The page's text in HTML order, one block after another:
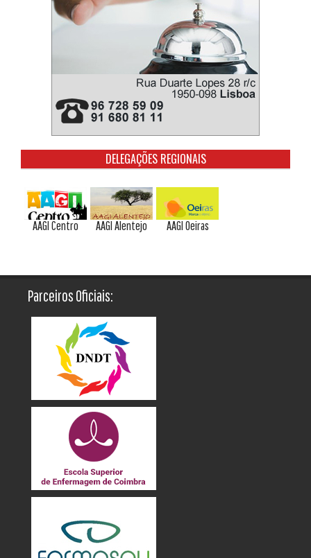
DELEGAÇÕES REGIONAIS
AAGI Centro AAGI Alentejo AAGI Oeiras
Parceiros Oficiais: